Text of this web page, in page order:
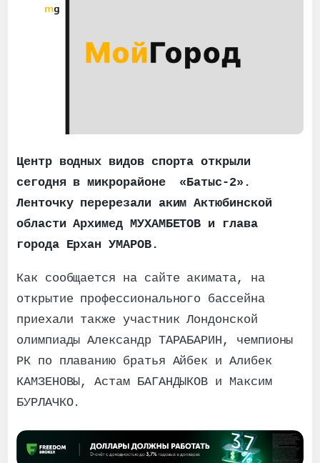
Центр водных видов спорта открыли
сегодня в микрорайоне «Батыс-2».
Ленточку перерезали аким Актюбинской
области Архимед МУХАМБЕТОВ и глава
города Ерхан УМАРОВ.
Как сообщается на сайте акимата, на
открытие профессионального бассейна
приехали также участник Лондонской
олимпиады Александр ТАРАБАРИН, чемпионы
РК по плаванию братья Айбек и Алибек
КАМЗЕНОВЫ, Астам БАГАНДЫКОВ и Максим
БУРЛАЧКО.